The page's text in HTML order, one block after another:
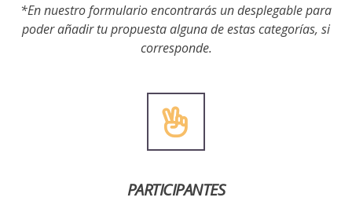
*En nuestro formulario encontrarás un desplegable para
poder añadir tu propuesta alguna de estas categorías, si
corresponde.
PARTICIPANTES